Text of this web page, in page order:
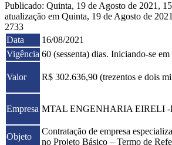
Publicado: Quinta, 19 de Agosto de 2021,
atualização em Quinta, 19 de Agosto de
2733
Data
16/08/2021
Vigência 60 (sessenta) dias. Iniciando-se
Valor R$ 302.636,90 (trezentos e dois
Empresa MTAL ENGENHARIA EIRELI -
Objeto
Contratação de empresa
no Projeto Básico – Termo de